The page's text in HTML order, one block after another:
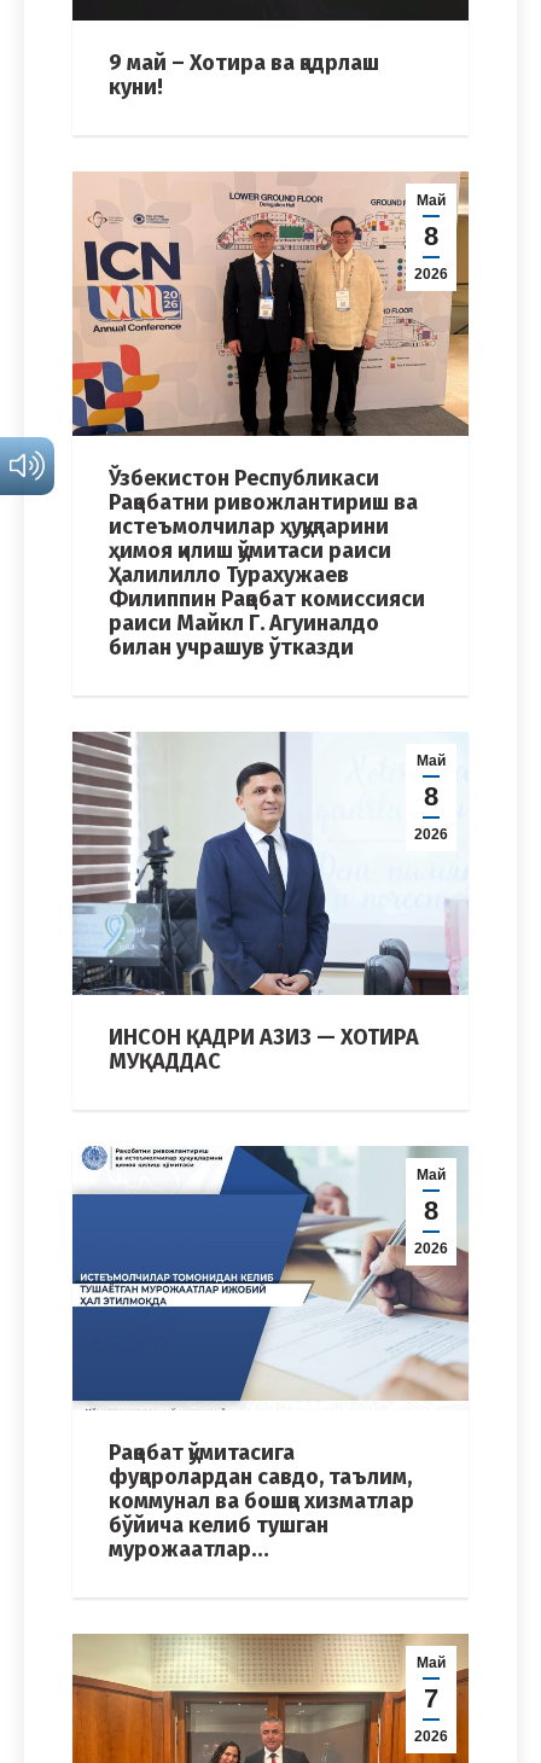
9 май – Хотира ва қадрлаш
куни!
Май
8
2026
Ўзбекистон Республикаси
Рақобатни ривожлантириш ва
истеъмолчилар ҳуқуқларини
ҳимоя қилиш қўмитаси раиси
Ҳалилилло Турахужаев
Филиппин Рақобат комиссияси
раиси Майкл Г. Агуиналдо
билан учрашув ўтказди
Май
8
2026
ИНСОН ҚАДРИ АЗИЗ — ХОТИРА
МУҚАДДАС
Май
8
2026
Рақобат қўмитасига
фуқаролардан савдо, таълим,
коммунал ва бошқа хизматлар
бўйича келиб тушган
мурожаатлар…
Май
7
2026